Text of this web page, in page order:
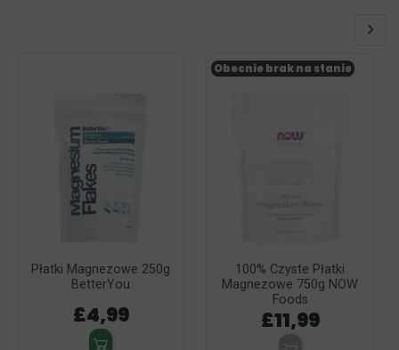
Płatki Magnezowe 250g
BetterYou
£4,99
100% Czyste Płatki
Magnezowe 750g NOW
Foods
£11,99
Obecnie brak na stanie